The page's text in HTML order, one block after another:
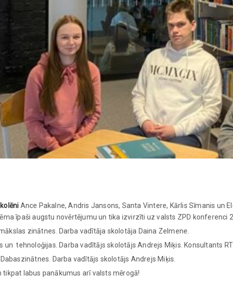
Ance Pakalne, Andris Jansons, Santa Vintere, Kārlis Sīmanis un
īpaši augstu novērtējumu un tika izvirzīti uz valsts ZPD konferenci
zinātnes. Darba vadītāja skolotāja Daina Zelmene.
tehnoloģijas. Darba vadītājs skolotājs Andrejs Miķis. Konsultants
Darba vadītājs skolotājs Andrejs Miķis.
labus panākumus arī valsts mērogā!